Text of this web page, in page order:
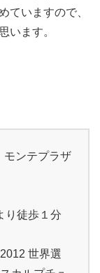
ていますので、
います。
ンテプラザ
り徒歩１分
世界選